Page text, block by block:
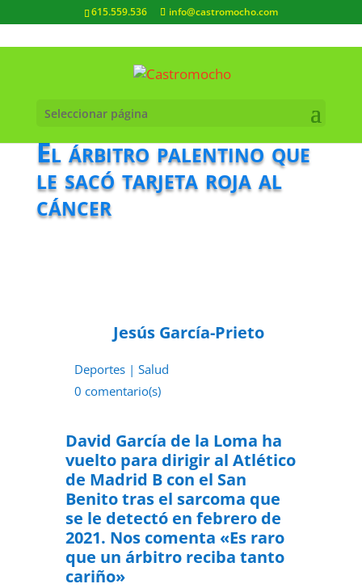
615.559.536 info@castromocho.com
Seleccionar página
El árbitro palentino que
le sacó tarjeta roja al
cáncer
Jesús García-Prieto
Deportes| Salud
0 comentario(s)
David García de la Loma ha
vuelto para dirigir al Atlético
de Madrid B con el San
Benito tras el sarcoma que
se le detectó en febrero de
2021. Nos comenta «Es raro
que un árbitro reciba tanto
cariño»